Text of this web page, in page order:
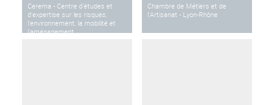
Cerema - Centre d'études et
d'expertise sur les risques,
l'environnement, la mobilité et
l'aménagement
Chambre de Métiers et de
l'Artisanat - Lyon-Rhône